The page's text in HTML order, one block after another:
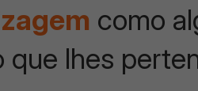
como
que lhes